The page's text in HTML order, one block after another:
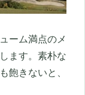
ーム満点のメ
ます。素朴な
飽きないと、